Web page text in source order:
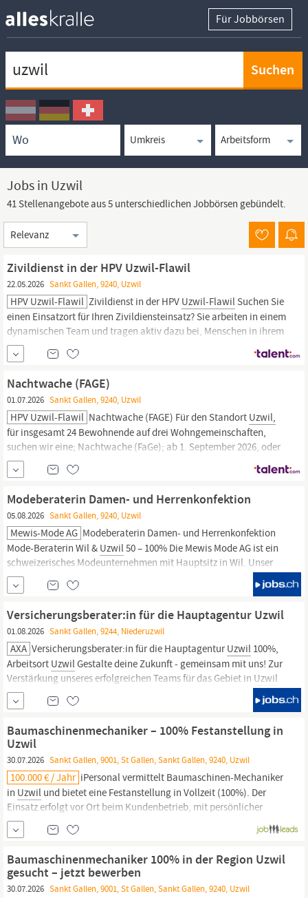
Für Jobbörsen
Ortssuche
Umkreissuche
Arbeitsform
Jobs in Uzwil
41 Stellenangebote aus 5 unterschiedlichen Jobbörsen gebündelt.
Sortierung
Zivildienst in der HPV Uzwil-Flawil
22.05.2026 Sankt Gallen, 9240, Uzwil
HPV Uzwil-Flawil Zivildienst in der HPV Uzwil-Flawil Suchen Sie
einen Einsatzort für Ihren Zivildiensteinsatz? Sie arbeiten in einem
dynamischen Team und tragen aktiv dazu bei, Menschen in ihrem
Arbeitsalltag zu unterstützen.; ; ; Wenn Sie eine sinnstiftende
Aufgabe suchen und Freude daran haben, in einem interesanten
Nachtwache (FAGE)
01.07.2026 Sankt Gallen, 9240, Uzwil
HPV Uzwil-Flawil Nachtwache (FAGE) Für den Standort Uzwil,
für insgesamt 24 Bewohnende auf drei Wohngemeinschaften,
suchen wir eine; Nachtwache (FaGe); ab 1. September 2026, oder
nach Vereinbarung Es erwartet Sie ein vielseitiges und
spannendes Arbeitsfeld: Gewährleistung der Sicherheit der
und/oder
Modeberaterin Damen- und Herrenkonfektion
05.08.2026 Sankt Gallen, 9240, Uzwil
Mewis-Mode AG Modeberaterin Damen- und Herrenkonfektion
Mode-Beraterin Wil & Uzwil50 – 100% Die Mewis Mode AG ist ein
schweizerisches Modeunternehmen mit Hauptsitz in Wil. Unser
Unternehmen steht für modische Trends, erstklassigen Service
und ein inspirierendes Einkaufserlebnis. Mit Filialen in Wil,Uzwil,
Versicherungsberater:in für die Hauptagentur Uzwil
01.08.2026 Sankt Gallen, 9244, Niederuzwil
AXA Versicherungsberater:in für die HauptagenturUzwil 100%,
Arbeitsort UzwilGestalte deine Zukunft - gemeinsam mit uns! Zur
Verstärkung unseres erfolgreichen Teams für das Gebiet in Uzwil
suchen wir eine kundenorientierte und verhandlungsstarke
Persönlichkeit mit viel Engagement. Für Profis mit lokalem Bezug
Baumaschinenmechaniker – 100% Festanstellung in
Uzwil
30.07.2026 Sankt Gallen, 9001, St Gallen, Sankt Gallen, 9240, Uzwil
100.000 € / Jahr iPersonal vermittelt Baumaschinen-Mechaniker
in Uzwil und bietet eine Festanstellung in Vollzeit (100%). Der
Einsatz erfolgt vor Ort beim Kundenbetrieb, mit persönlicher
Begleitung durch iPersonal. Sie bringen ein EFZ als
Baumaschinenmechaniker oder mehrjährige Praxis mit, CE-
selbstständig und
Baumaschinenmechaniker 100% in der Region Uzwil
gesucht – jetzt bewerben
30.07.2026 Sankt Gallen, 9001, St Gallen, Sankt Gallen, 9240, Uzwil